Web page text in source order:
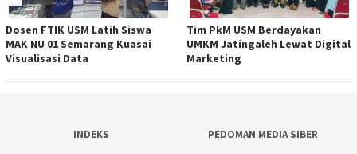
Dosen FTIK USM Latih Siswa
MAK NU 01 Semarang Kuasai
Visualisasi Data
Tim PkM USM Berdayakan
UMKM Jatingaleh Lewat Digital
Marketing
INDEKS
PEDOMAN MEDIA SIBER